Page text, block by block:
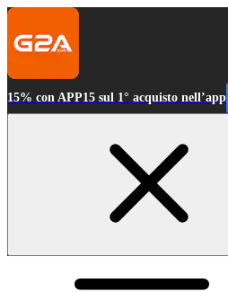
15% con APP15 sul 1° acquisto nell’app